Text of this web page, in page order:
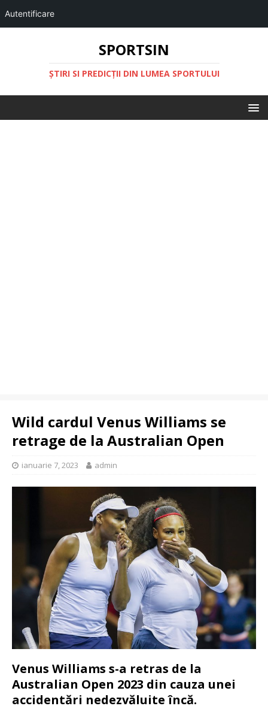
Autentificare
SPORTSIN
ŞTIRI SI PREDICŢII DIN LUMEA SPORTULUI
Wild cardul Venus Williams se
retrage de la Australian Open
ianuarie 7, 2023 admin
Venus Williams s-a retras de la
Australian Open 2023 din cauza unei
accidentări nedezvăluite încă.